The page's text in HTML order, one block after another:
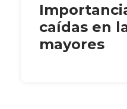
caídas en
mayores